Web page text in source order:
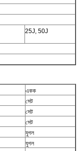
25J, 50J
একক
সেট
সেট
সেট
যুগল
যুগল